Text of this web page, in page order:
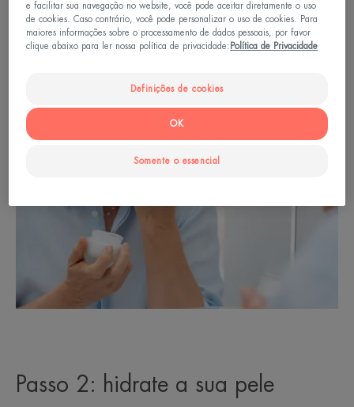
Passo 2: hidrate a sua pele
e facilitar sua navegação no website, você pode aceitar diretamente o uso
de cookies. Caso contrário, você pode personalizar o uso de cookies. Para
maiores informações sobre o processamento de dados pessoais, por favor
clique abaixo para ler nossa política de privacidade: Política de Privacidade
Definições de cookies
Somente o essencial
OK